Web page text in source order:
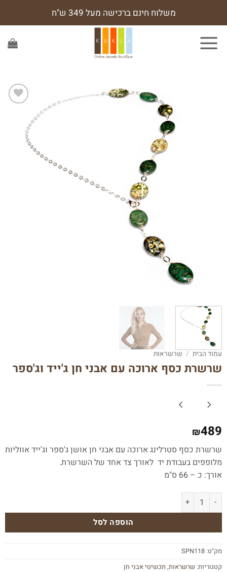
משלוח חינם ברכישה מעל 349 ש"ח
לרשימת
המשאלות
עמוד הבית / שרשראות
שרשרת כסף ארוכה עם אבני חן ג'ייד וג'ספר
₪489
שרשרת כסף סטרלינג ארוכה עם אבני חן אושן ג'ספר וג'ייד אווליות
מלופפים בעבודת יד לאורך צד אחד של השרשרת.
אורך: כ – 66 ס"מ
כמות של שרשרת כסף ארוכה עם אבני חן ג'ייד וג'ספר
הוספה לסל
מק"ט:SPN118
קטגוריות:שרשראות,תכשיטי אבני חן